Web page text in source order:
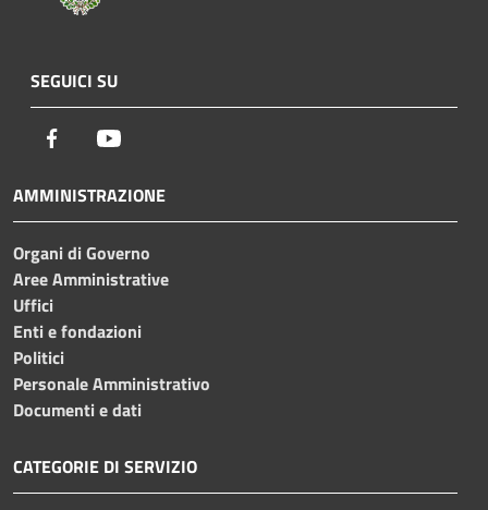
SEGUICI SU
Facebook
AMMINISTRAZIONE
Organi di Governo
Aree Amministrative
Uffici
Enti e fondazioni
Politici
Personale Amministrativo
Documenti e dati
CATEGORIE DI SERVIZIO